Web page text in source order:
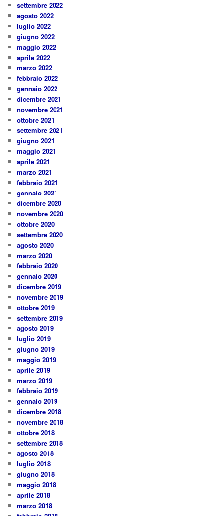
settembre 2022
agosto 2022
luglio 2022
giugno 2022
maggio 2022
aprile 2022
marzo 2022
febbraio 2022
gennaio 2022
dicembre 2021
novembre 2021
ottobre 2021
settembre 2021
giugno 2021
maggio 2021
aprile 2021
marzo 2021
febbraio 2021
gennaio 2021
dicembre 2020
novembre 2020
ottobre 2020
settembre 2020
agosto 2020
marzo 2020
febbraio 2020
gennaio 2020
dicembre 2019
novembre 2019
ottobre 2019
settembre 2019
agosto 2019
luglio 2019
giugno 2019
maggio 2019
aprile 2019
marzo 2019
febbraio 2019
gennaio 2019
dicembre 2018
novembre 2018
ottobre 2018
settembre 2018
agosto 2018
luglio 2018
giugno 2018
maggio 2018
aprile 2018
marzo 2018